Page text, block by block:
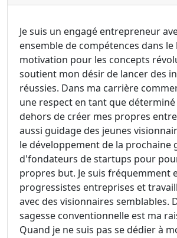
Je suis un engagé entrepreneur
ensemble de compétences dans le
motivation pour les concepts
soutient mon désir de lancer des
réussies. Dans ma carrière
une respect en tant que déterminé
dehors de créer mes propres
aussi guidage des jeunes
le développement de la prochaine
d'fondateurs de startups pour
propres but. Je suis fréquemment
progressistes entreprises et
avec des visionnaires semblables.
sagesse conventionnelle est ma
Quand je ne suis pas se dédier à